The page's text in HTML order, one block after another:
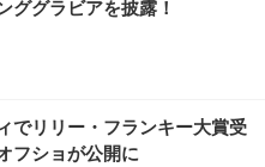
ググラビアを披露！
でリリー・フランキー大賞受
フショが公開に